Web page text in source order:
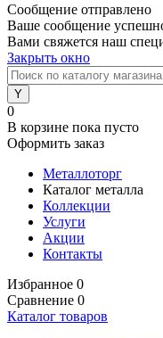
Сообщение отправлено
Ваше сообщение
Вами свяжется наш
Закрыть окно
0
В корзине пока пусто
Оформить заказ
Металлоторг
Каталог металла
Коллекции
Услуги
Акции
Контакты
Избранное 0
Сравнение 0
Каталог товаров